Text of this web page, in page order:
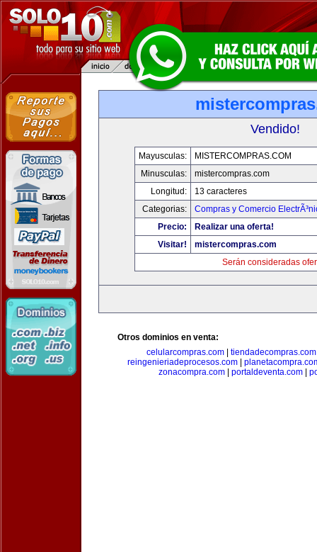
Vendido!
Mayusculas:
MISTERCOMPRAS.COM
Minusculas:
mistercompras.com
Longitud:
13 caracteres
Categorias:
Compras y Comercio
Precio:
Realizar una oferta!
Visitar!
mistercompras.com
Serán consideradas
Otros dominios en venta:
celularcompras.com| tiendadecompras.com
reingenieriadeprocesos.com|
zonacompra.com| portaldeventa.com|